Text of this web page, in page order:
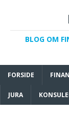
BLOG OM
FORSIDE
JURA